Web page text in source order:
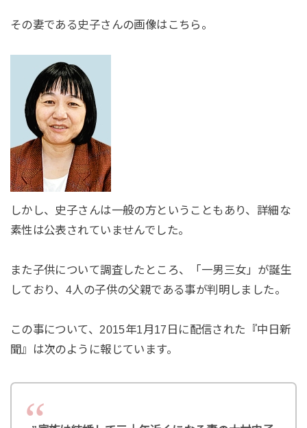
その妻である史子さんの画像はこちら。
しかし、史子さんは一般の方ということもあり、詳細な
素性は公表されていませんでした。
また子供について調査したところ、「一男三女」が誕生
しており、4人の子供の父親である事が判明しました。
この事について、2015年1月17日に配信された『中日新
聞』は次のように報じています。